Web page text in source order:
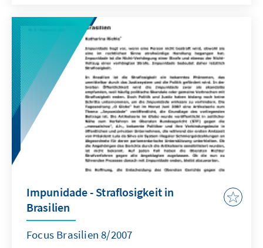
Saarland – abgeholzt worden sei. Die
Ministerin sprach in diesem Zusammenhang
von einer „nie gesehenen“ Zunahme der
Entwaldung – Staatspräsident Lula hingegen
kritisierte die Aussage seiner Ministerin und
hielt diese schlichtweg für übertrieben.
Impunidade - Straflosigkeit in
Brasilien
Focus Brasilien 8/2007